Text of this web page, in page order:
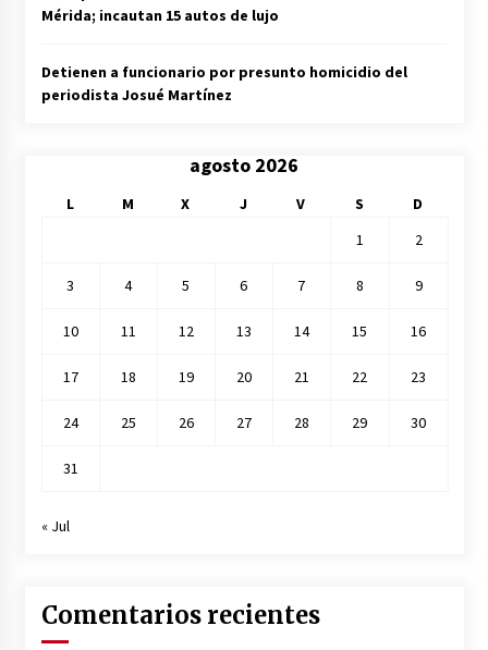
Mérida; incautan 15 autos de lujo
Detienen a funcionario por presunto homicidio del
periodista Josué Martínez
agosto 2026
L M X J V S
D
1
2
3 4 5 6 7 8 9
10 11 12 13 14 15 16
17 18 19 20 21 22 23
24 25 26 27 28 29 30
31
« Jul
Comentarios recientes